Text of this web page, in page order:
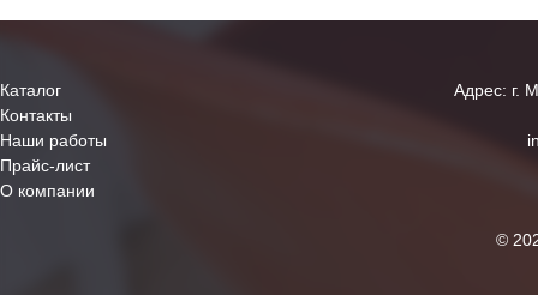
Каталог
Контакты
Наши работы
Прайс-лист
О компании
Адрес: г.
©